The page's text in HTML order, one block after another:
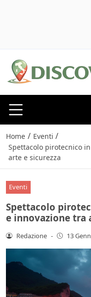
Home / Eventi /
Spettacolo pirotecnico
arte e sicurezza
Eventi
Spettacolo
e innovazione tra
Redazione - 13